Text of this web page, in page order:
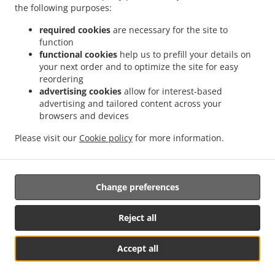
the following purposes:
required cookies are necessary for the site to
function
functional cookies help us to prefill your details on
your next order and to optimize the site for easy
reordering
advertising cookies allow for interest-based
advertising and tailored content across your
browsers and devices
Please visit our Cookie policy for more information.
Accept all
Reject all
Change preferences
Food Delivery София квартал Подуяне
Indian Food Delivery София Sofia Center
Indian Food Delivery София ж.к. Стрелбище
Indian Food Delivery София ж.к. Дружба 1
километър
. Indian Food Delivery София Младост 3 . Indian Food Delivery София
квартал Манастирски ливади
. Indian Food Delivery София НПЗ Изток .
Indian Food
Delivery София НПЗ ИзтокМладост
Indian Food Delivery София ж.к. Дружба 2
Indian Food Delivery София квартал Горубляне
. Indian Food Delivery София
. Indian Food Delivery София Витоша
Food Delivery Бусманци София център
Indian Food Delivery Бусманци